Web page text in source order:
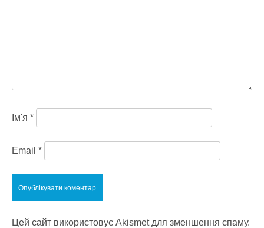
Ім'я *
Email *
Цей сайт використовує Akismet для зменшення спаму.